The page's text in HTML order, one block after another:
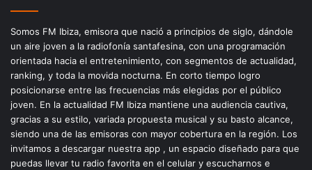
Somos FM Ibiza, emisora que nació a principios de siglo, dándole
un aire joven a la radiofonía santafesina, con una programación
orientada hacia el entretenimiento, con segmentos de actualidad,
ranking, y toda la movida nocturna. En corto tiempo logro
posicionarse entre las frecuencias más elegidas por el público
joven. En la actualidad FM Ibiza mantiene una audiencia cautiva,
gracias a su estilo, variada propuesta musical y su basto alcance,
siendo una de las emisoras con mayor cobertura en la región. Los
invitamos a descargar nuestra app , un espacio diseñado para que
puedas llevar tu radio favorita en el celular y escucharnos e